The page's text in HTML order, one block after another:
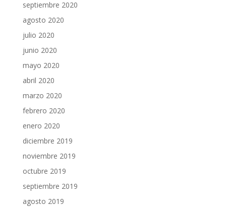
septiembre 2020
agosto 2020
julio 2020
junio 2020
mayo 2020
abril 2020
marzo 2020
febrero 2020
enero 2020
diciembre 2019
noviembre 2019
octubre 2019
septiembre 2019
agosto 2019